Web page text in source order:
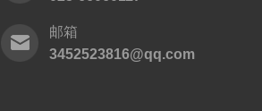
邮箱
3452523816@qq.com